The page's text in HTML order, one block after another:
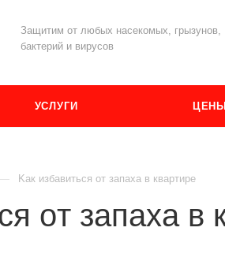
Защитим от любых насекомых, грызунов,
бактерий и вирусов
УСЛУГИ ЦЕНЫ
Kaк избaвитьcя oт зaпaxa в квapтиpe
oт зaпaxa в